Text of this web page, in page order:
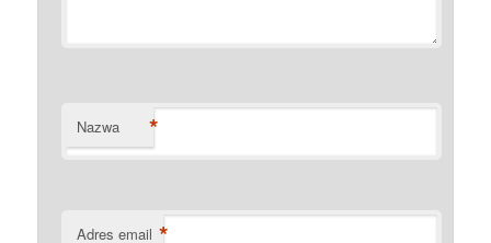
Nazwa *
Adres email *